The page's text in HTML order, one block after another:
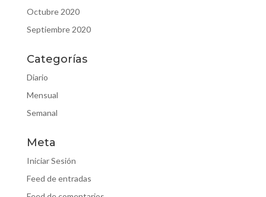
Octubre 2020
Septiembre 2020
Categorías
Diario
Mensual
Semanal
Meta
Iniciar Sesión
Feed de entradas